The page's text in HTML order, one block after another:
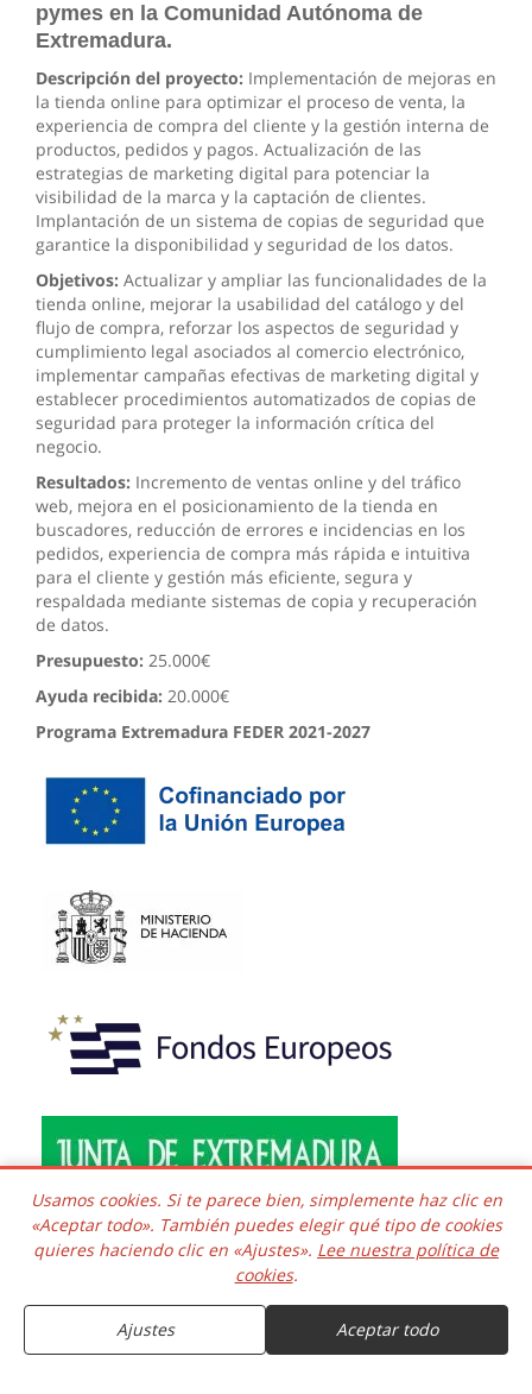
COMPRAR
34.49€37.94€ Entrega estimada el 11 de Agosto
pymes en la Comunidad Autónoma de
Extremadura.
Descripción del proyecto: Implementación de mejoras en
la tienda online para optimizar el proceso de venta, la
experiencia de compra del cliente y la gestión interna de
productos, pedidos y pagos. Actualización de las
estrategias de marketing digital para potenciar la
visibilidad de la marca y la captación de clientes.
Implantación de un sistema de copias de seguridad que
garantice la disponibilidad y seguridad de los datos.
Objetivos: Actualizar y ampliar las funcionalidades de la
tienda online, mejorar la usabilidad del catálogo y del
flujo de compra, reforzar los aspectos de seguridad y
cumplimiento legal asociados al comercio electrónico,
implementar campañas efectivas de marketing digital y
establecer procedimientos automatizados de copias de
seguridad para proteger la información crítica del
negocio.
Resultados: Incremento de ventas online y del tráfico
web, mejora en el posicionamiento de la tienda en
buscadores, reducción de errores e incidencias en los
pedidos, experiencia de compra más rápida e intuitiva
para el cliente y gestión más eficiente, segura y
respaldada mediante sistemas de copia y recuperación
de datos.
Presupuesto: 25.000€
Ayuda recibida: 20.000€
Programa Extremadura FEDER 2021-2027
Copyright © 2016 - 2026 Todos los derechos reservados.
Desarrollado e integrado
Kaframa Technology SL CIF B06758361. Poligono el Nevero
complejo Inmuba Albatros, Manzana 6 Nave 9, 06006,
Badajoz. ESPAÑA.
Usamos cookies. Si te parece bien, simplemente haz clic en
«Aceptar todo». También puedes elegir qué tipo de cookies
quieres haciendo clic en «Ajustes». Lee nuestra política de
cookies.
Ajustes Aceptar todo